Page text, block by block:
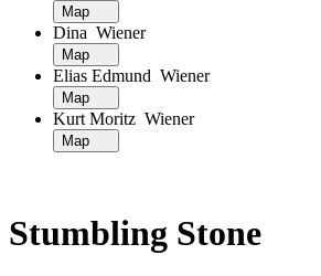
Dina Wiener
Elias Edmund Wiener
Kurt Moritz Wiener
Stumbling Stone